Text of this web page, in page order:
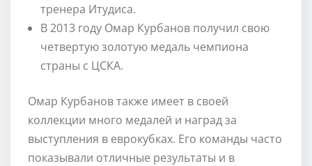
тренера Итудиса.
В 2013 году Омар Курбанов получил свою
четвертую золотую медаль чемпиона
страны с ЦСКА.
Омар Курбанов также имеет в своей
коллекции много медалей и наград за
выступления в еврокубках. Его команды часто
показывали отличные результаты и в